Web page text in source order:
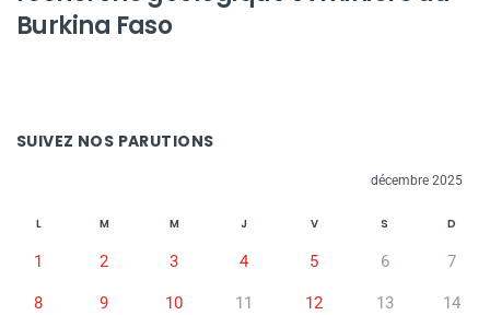
Burkina Faso
SUIVEZ NOS PARUTIONS
décembre 2025
L M M J V S D
1 2 3 4 5 6 7
8 9 10 11 12 13 14